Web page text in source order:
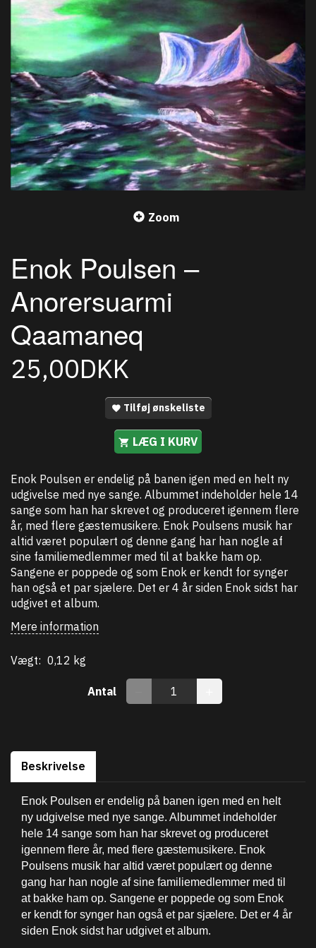
Zoom
Enok Poulsen –
Anorersuarmi
Qaamaneq
25,00DKK
Tilføj ønskeliste
LÆG I KURV
Enok Poulsen er endelig på banen igen med en helt ny
udgivelse med nye sange. Albummet indeholder hele 14
sange som han har skrevet og produceret igennem flere
år, med flere gæstemusikere. Enok Poulsens musik har
altid været populært og denne gang har han nogle af
sine familiemedlemmer med til at bakke ham op.
Sangene er poppede og som Enok er kendt for synger
han også et par sjælere. Det er 4 år siden Enok sidst har
udgivet et album.
Mere information
Vægt: 0,12 kg
Antal
Beskrivelse
Enok Poulsen er endelig på banen igen med en helt
ny udgivelse med nye sange. Albummet indeholder
hele 14 sange som han har skrevet og produceret
igennem flere år, med flere gæstemusikere. Enok
Poulsens musik har altid været populært og denne
gang har han nogle af sine familiemedlemmer med til
at bakke ham op. Sangene er poppede og som Enok
er kendt for synger han også et par sjælere. Det er 4 år
siden Enok sidst har udgivet et album.